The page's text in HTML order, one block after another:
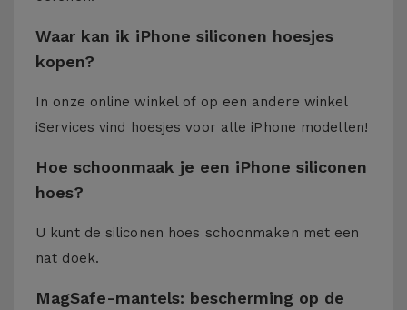
Waar kan ik iPhone siliconen hoesjes
kopen?
In onze online winkel of op een andere winkel
iServices vind hoesjes voor alle iPhone modellen!
Hoe schoonmaak je een iPhone siliconen
hoes?
U kunt de siliconen hoes schoonmaken met een
nat doek.
MagSafe-mantels: bescherming op de